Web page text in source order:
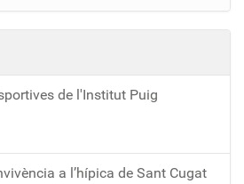
de l'Institut Puig
a l’hípica de Sant Cugat